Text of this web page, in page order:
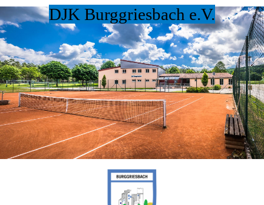
DJK Burggriesbach e.V.